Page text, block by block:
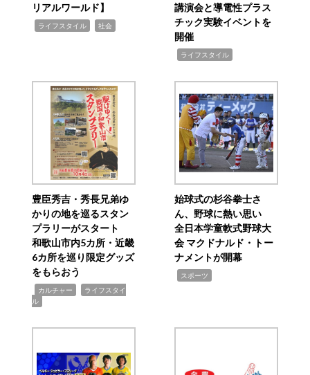
リアルワールド】
ライフスタイル 社会
講演会と導電性プラス
チック実験イベントを
開催
ライフスタイル
豊臣秀吉・秀長兄弟ゆ
かりの地を巡るスタン
プラリーがスタート
和歌山市内5カ所・近畿
6カ所を巡り限定グッズ
をもらおう
カルチャー
ライフスタイ
ル
始球式の杉谷拳士さ
ん、野球に熱い思い
全日本学童軟式野球大
会 マクドナルド・トー
ナメントが開幕
スポーツ